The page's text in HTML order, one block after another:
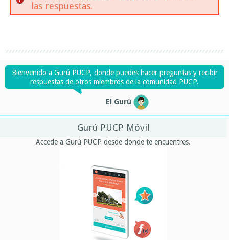
las respuestas.
Bienvenido a Gurú PUCP, donde puedes hacer preguntas y recibir
respuestas de otros miembros de la comunidad PUCP.
El Gurú
Gurú PUCP Móvil
Accede a Gurú PUCP desde donde te encuentres.